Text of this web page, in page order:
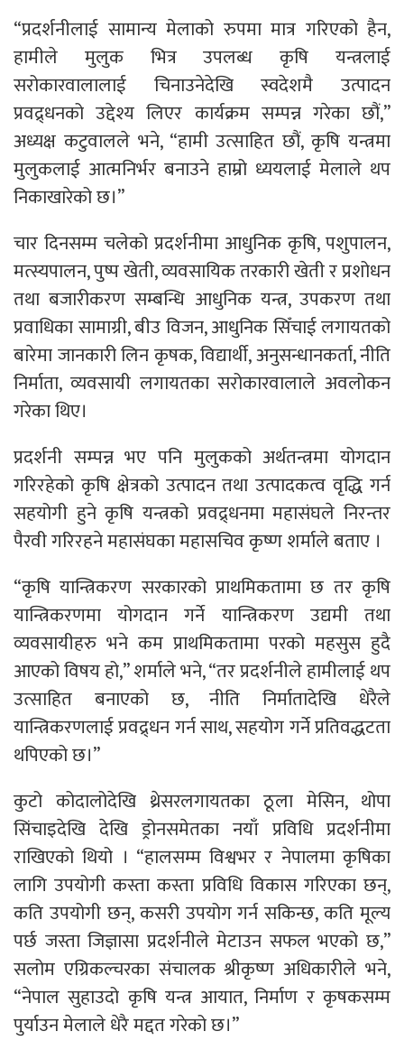
“प्रदर्शनीलाई सामान्य मेलाको रुपमा मात्र गरिएको हैन,
हामीले मुलुक भित्र उपलब्ध कृषि यन्त्रलाई
सरोकारवालालाई चिनाउनेदेखि स्वदेशमै उत्पादन
प्रवद्र्धनको उद्देश्य लिएर कार्यक्रम सम्पन्न गरेका छौं,”
अध्यक्ष कटुवालले भने, “हामी उत्साहित छौं, कृषि यन्त्रमा
मुलुकलाई आत्मनिर्भर बनाउने हाम्रो ध्ययलाई मेलाले थप
निकाखारेको छ।”
चार दिनसम्म चलेको प्रदर्शनीमा आधुनिक कृषि, पशुपालन,
मत्स्यपालन, पुष्प खेती, व्यवसायिक तरकारी खेती र प्रशोधन
तथा बजारीकरण सम्बन्धि आधुनिक यन्त्र, उपकरण तथा
प्रवाधिका सामाग्री, बीउ विजन, आधुनिक सिँचाई लगायतको
बारेमा जानकारी लिन कृषक, विद्यार्थी, अनुसन्धानकर्ता, नीति
निर्माता, व्यवसायी लगायतका सरोकारवालाले अवलोकन
गरेका थिए।
प्रदर्शनी सम्पन्न भए पनि मुलुकको अर्थतन्त्रमा योगदान
गरिरहेको कृषि क्षेत्रको उत्पादन तथा उत्पादकत्व वृद्धि गर्न
सहयोगी हुने कृषि यन्त्रको प्रवद्र्धनमा महासंघले निरन्तर
पैरवी गरिरहने महासंघका महासचिव कृष्ण शर्माले बताए ।
“कृषि यान्त्रिकरण सरकारको प्राथमिकतामा छ तर कृषि
यान्त्रिकरणमा योगदान गर्ने यान्त्रिकरण उद्यमी तथा
व्यवसायीहरु भने कम प्राथमिकतामा परको महसुस हुदै
आएको विषय हो,” शर्माले भने, “तर प्रदर्शनीले हामीलाई थप
उत्साहित बनाएको छ, नीति निर्मातादेखि धेरैले
यान्त्रिकरणलाई प्रवद्र्धन गर्न साथ, सहयोग गर्ने प्रतिवद्धटता
थपिएको छ।”
कुटो कोदालोदेखि थ्रेसरलगायतका ठूला मेसिन, थोपा
सिंचाइदेखि देखि ड्रोनसमेतका नयाँ प्रविधि प्रदर्शनीमा
राखिएको थियो । “हालसम्म विश्वभर र नेपालमा कृषिका
लागि उपयोगी कस्ता कस्ता प्रविधि विकास गरिएका छन्,
कति उपयोगी छन्, कसरी उपयोग गर्न सकिन्छ, कति मूल्य
पर्छ जस्ता जिज्ञासा प्रदर्शनीले मेटाउन सफल भएको छ,”
सलोम एग्रिकल्चरका संचालक श्रीकृष्ण अधिकारीले भने,
“नेपाल सुहाउदो कृषि यन्त्र आयात, निर्माण र कृषकसम्म
पुर्याउन मेलाले धेरै मद्दत गरेको छ।”